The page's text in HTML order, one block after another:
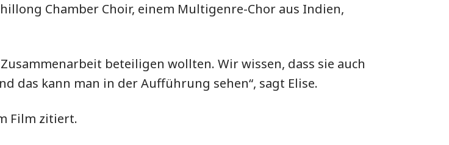
Chamber Choir, einem Multigenre-Chor aus Indien,
beteiligen wollten. Wir wissen, dass sie auch
das kann man in der Aufführung sehen“, sagt Elise.
Film zitiert.